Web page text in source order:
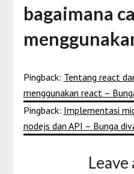
bagaimana
Pingback: Tentang react
menggunakan react –
Pingback: Implementasi
nodejs dan API – Bunga
Leave